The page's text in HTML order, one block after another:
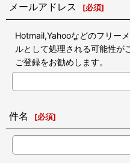
メールアドレス [必須]
Hotmail,Yahooなどのフリー
ルとして処理される可能性が
ご登録をお勧めします。
件名 [必須]